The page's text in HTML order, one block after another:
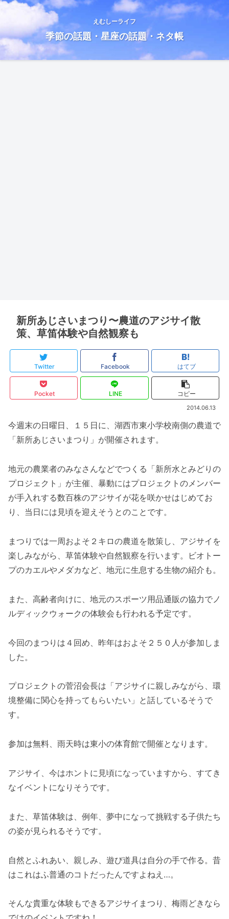
えむしーライフ
季節の話題・星座の話題・ネタ帳
新所あじさいまつり〜農道のアジサイ散
策、草笛体験や自然観察も
Twitter Facebook はてブ
Pocket LINE コピー
2014.06.13
今週末の日曜日、１５日に、湖西市東小学校南側の農道で
「新所あじさいまつり」が開催されます。
地元の農業者のみなさんなどでつくる「新所水とみどりの
プロジェクト」が主催、暴動にはプロジェクトのメンバー
が手入れする数百株のアジサイが花を咲かせはじめてお
り、当日には見頃を迎えそうとのことです。
まつりでは一周およそ２キロの農道を散策し、アジサイを
楽しみながら、草笛体験や自然観察を行います。ビオトー
プのカエルやメダカなど、地元に生息する生物の紹介も。
また、高齢者向けに、地元のスポーツ用品通販の協力でノ
ルディックウォークの体験会も行われる予定です。
今回のまつりは４回め、昨年はおよそ２５０人が参加しま
した。
プロジェクトの菅沼会長は「アジサイに親しみながら、環
境整備に関心を持ってもらいたい」と話しているそうで
す。
参加は無料、雨天時は東小の体育館で開催となります。
アジサイ、今はホントに見頃になっていますから、すてき
なイベントになりそうです。
また、草笛体験は、例年、夢中になって挑戦する子供たち
の姿が見られるそうです。
自然とふれあい、親しみ、遊び道具は自分の手で作る。昔
はこれはふ普通のコトだったんですよねえ…。
そんな貴重な体験もできるアジサイまつり、梅雨どきなら